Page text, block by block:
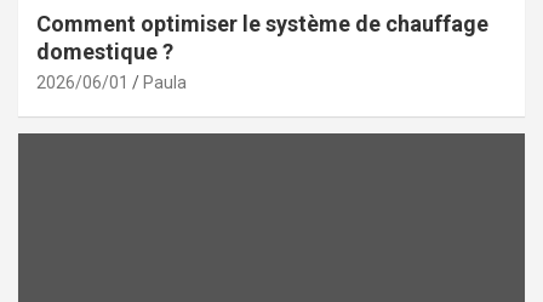
Comment optimiser le système de chauffage
domestique ?
2026/06/01 Paula